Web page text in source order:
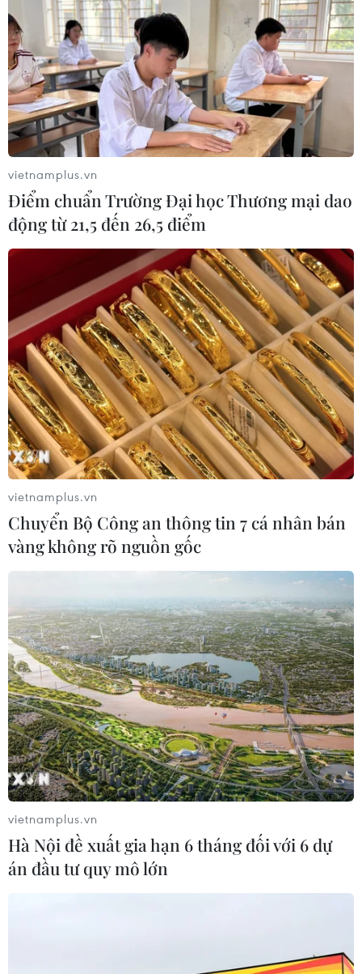
TIN CÙNG CHUYÊN MỤC
vietnamplus.vn
Điểm chuẩn Trường Đại học Thương mại dao
động từ 21,5 đến 26,5 điểm
vietnamplus.vn
Chuyển Bộ Công an thông tin 7 cá nhân bán
vàng không rõ nguồn gốc
vietnamplus.vn
Hà Nội đề xuất gia hạn 6 tháng đối với 6 dự
án đầu tư quy mô lớn